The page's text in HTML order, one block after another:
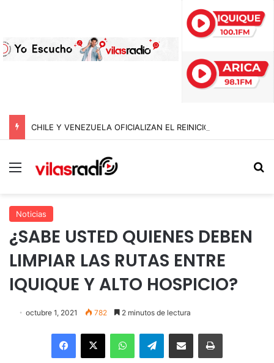
Menú
Noticias
¿SABE USTED QUIENES DEBEN
LIMPIAR LAS RUTAS ENTRE
IQUIQUE Y ALTO HOSPICIO?
octubre 1, 2021 782 2 minutos de lectura
Facebook
X WhatsAppTelegramEnviar vía email Imprimir